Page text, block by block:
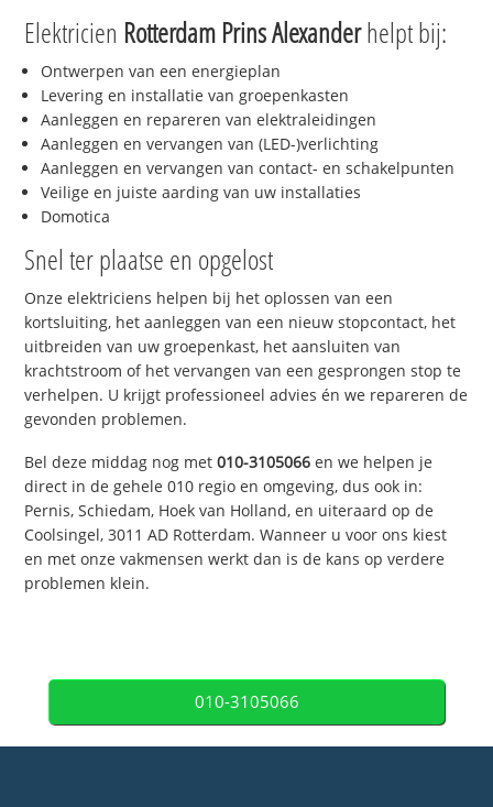
Elektricien Rotterdam Prins Alexanderhelpt bij:
Ontwerpen van een energieplan
Levering en installatie van groepenkasten
Aanleggen en repareren van elektraleidingen
Aanleggen en vervangen van (LED-)verlichting
Aanleggen en vervangen van contact- en schakelpunten
Veilige en juiste aarding van uw installaties
Domotica
Snel ter plaatse en opgelost
Onze elektriciens helpen bij het oplossen van een
kortsluiting, het aanleggen van een nieuw stopcontact, het
uitbreiden van uw groepenkast, het aansluiten van
krachtstroom of het vervangen van een gesprongen stop te
verhelpen. U krijgt professioneel advies én we repareren de
gevonden problemen.
Bel deze middag nog met010-3105066 en we helpen je
direct in de gehele 010 regio en omgeving, dus ook in:
Pernis, Schiedam, Hoek van Holland, en uiteraard op de
Coolsingel, 3011 AD Rotterdam. Wanneer u voor ons kiest
en met onze vakmensen werkt dan is de kans op verdere
problemen klein.
010-3105066